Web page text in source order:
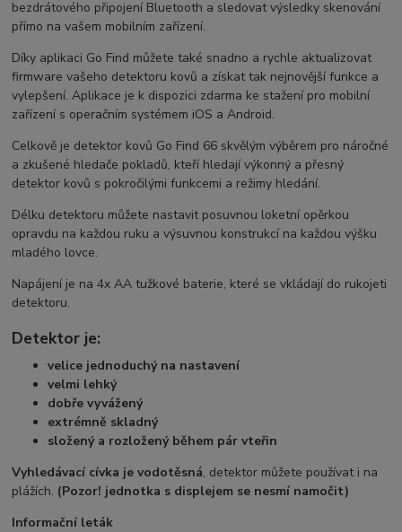
bezdrátového připojení Bluetooth a sledovat výsledky skenování
přímo na vašem mobilním zařízení.
Díky aplikaci Go Find můžete také snadno a rychle aktualizovat
firmware vašeho detektoru kovů a získat tak nejnovější funkce a
vylepšení. Aplikace je k dispozici zdarma ke stažení pro mobilní
zařízení s operačním systémem iOS a Android.
Celkově je detektor kovů Go Find 66 skvělým výběrem pro náročné
a zkušené hledače pokladů, kteří hledají výkonný a přesný
detektor kovů s pokročilými funkcemi a režimy hledání.
Délku detektoru můžete nastavit posuvnou loketní opěrkou
opravdu na každou ruku a výsuvnou konstrukcí na každou výšku
mladého lovce.
Napájení je na 4x AA tužkové baterie, které se vkládají do rukojeti
detektoru.
Detektor je:
velice jednoduchý na nastavení
velmi lehký
dobře vyvážený
extrémně skladný
složený a rozložený během pár vteřin
Vyhledávací cívka je vodotěsná, detektor můžete používat i na
plážích. (Pozor! jednotka s displejem se nesmí namočit)
Informační leták